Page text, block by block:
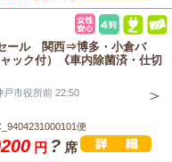
ール 関西⇒博多・小倉バ
ック付）《車内除菌済・仕切
市役所前 22:50
便
円 ? 席